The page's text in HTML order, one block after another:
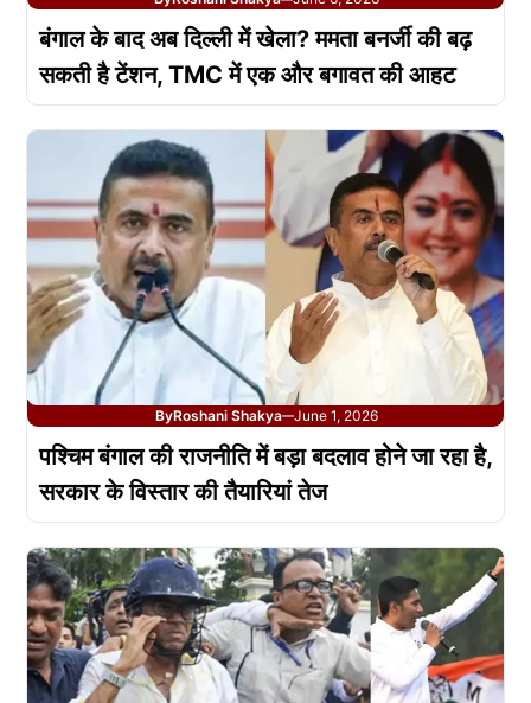
बंगाल के बाद अब दिल्ली में खेला? ममता बनर्जी की बढ़
सकती है टेंशन, TMC में एक और बगावत की आहट
ByRoshani Shakya—June 1, 2026
पश्चिम बंगाल की राजनीति में बड़ा बदलाव होने जा रहा है,
सरकार के विस्तार की तैयारियां तेज